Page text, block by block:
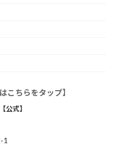
こちらをタップ】
式】
1